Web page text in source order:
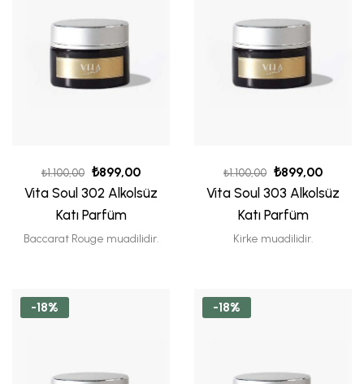
₺1.100,00 ₺899,00
Vita Soul 302 Alkolsüz
Katı Parfüm
Baccarat Rouge muadilidir.
₺1.100,00 ₺899,00
Vita Soul 303 Alkolsüz
Katı Parfüm
Kirke muadilidir.
-18% -18%